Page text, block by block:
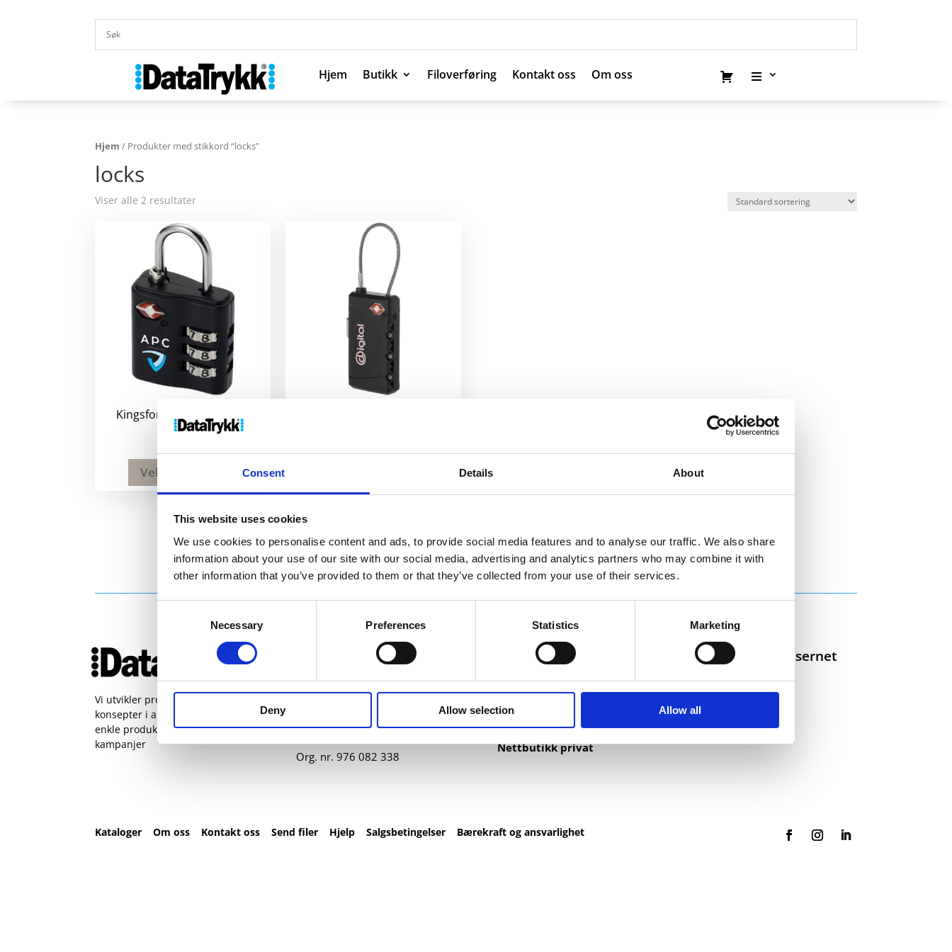
Consent Details About
This website uses cookies
We use cookies to personalise content and ads, to provide social media features and to analyse our traffic. We also share
information about your use of our site with our social media, advertising and analytics partners who may combine it with
other information that you’ve provided to them or that they’ve collected from your use of their services.
Necessary Preferences Statistics Marketing
Deny Allow selection Allow all
Hjem Butikk Filoverføring Kontakt oss Om oss
Hjem Butikk Filoverføring Kontakt oss Om oss
Hjem / Produkter med stikkord “locks”
locks
Viser alle 2 resultater
Kingsford TSA bagasjelås
148kr
Velg alternativ
Vi utvikler produkter og
konsepter i alle kanaler – Alt fra
enkle produkter til sammensatte
kampanjer
post@datatrykk.no
Sjøhagen 2, 4016 Stavanger
Org. nr. 976 082 338
Nettbutikk
Kataloger
Trykksaker
Klær
Nettbutikk privat
Selskaper i konsernet
Kataloger Om oss Kontakt oss Send filer HjelpSalgsbetingelser Bærekraft og ansvarlighet